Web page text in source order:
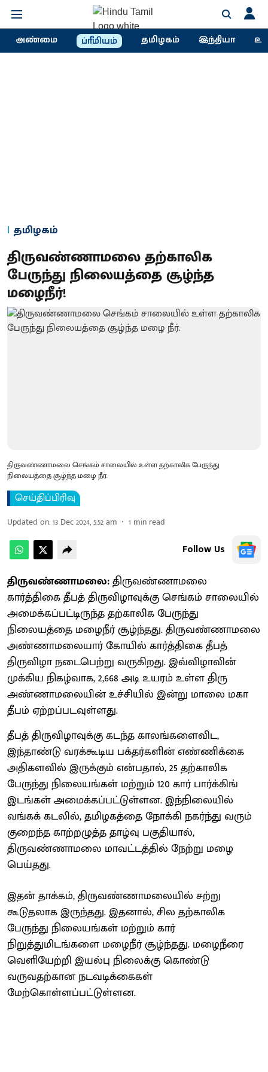
அண்மை ப்ரீமியம் தமிழகம் இந்தியா
தமிழகம்
திருவண்ணாமலை தற்காலிக
பேருந்து நிலையத்தை சூழ்ந்த
மழைநீர்!
திருவண்ணாமலை செங்கம் சாலையில் உள்ள தற்காலிக பேருந்து
நிலையத்தை சூழ்ந்த மழை நீர்.
செய்திப்பிரிவு
Updated on:13 Dec 2024, 5:52 am 1 min read
Follow Us
திருவண்ணாமலை:திருவண்ணாமலை
கார்த்திகை தீபத் திருவிழாவுக்கு செங்கம் சாலையில்
அமைக்கப்பட்டிருந்த தற்காலிக பேருந்து
நிலையத்தை மழைநீர் சூழ்ந்தது. திருவண்ணாமலை
அண்ணாமலையார் கோயில் கார்த்திகை தீபத்
திருவிழா நடைபெற்று வருகிறது. இவ்விழாவின்
முக்கிய நிகழ்வாக, 2,668 அடி உயரம் உள்ள திரு
அண்ணாமலையின் உச்சியில் இன்று மாலை மகா
தீபம் ஏற்றப்படவுள்ளது.
தீபத் திருவிழாவுக்கு கடந்த காலங்களைவிட,
இந்தாண்டு வரக்கூடிய பக்தர்களின் எண்ணிக்கை
அதிகளவில் இருக்கும் என்பதால், 25 தற்காலிக
பேருந்து நிலையங்கள் மற்றும் 120 கார் பார்க்கிங்
இடங்கள் அமைக்கப்பட்டுள்ளன. இந்நிலையில்
வங்கக் கடலில், தமிழகத்தை நோக்கி நகர்ந்து வரும்
குறைந்த காற்றழுத்த தாழ்வு பகுதியால்,
திருவண்ணாமலை மாவட்டத்தில் நேற்று மழை
பெய்தது.
இதன் தாக்கம், திருவண்ணாமலையில் சற்று
கூடுதலாக இருந்தது. இதனால், சில தற்காலிக
பேருந்து நிலையங்கள் மற்றும் கார்
நிறுத்துமிடங்களை மழைநீர் சூழ்ந்தது. மழைநீரை
வெளியேற்றி இயல்பு நிலைக்கு கொண்டு
வருவதற்கான நடவடிக்கைகள்
மேற்கொள்ளப்பட்டுள்ளன.